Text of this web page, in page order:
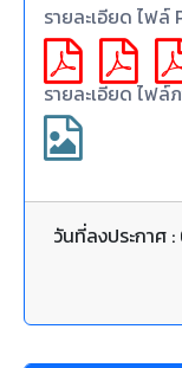
รายละเอียด ไฟล์
รายละเอียด ไฟล์
วันที่ลงประกาศ